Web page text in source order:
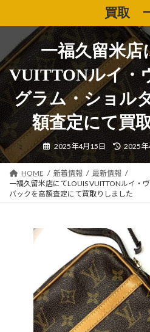
ツ
へ
ス
キ
ッ
プ
シ
ョ
ン
に
移
動
買取
一福久留米店
VUITTONルイ・
グラム・ショル
額査定にて買
2025年4月15日
終
更
新
日
時
:
2025
HOME 新着情報
最新情報
一福久留米店にてLOUIS VUITTONルイ・
バックを高額査定にて買取りしました